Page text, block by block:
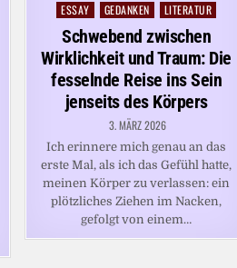
Posted
in
ESSAY GEDANKEN LITERATUR
Schwebend zwischen
Wirklichkeit und Traum: Die
fesselnde Reise ins Sein
jenseits des Körpers
3. MÄRZ 2026
Ich erinnere mich genau an das
erste Mal, als ich das Gefühl hatte,
meinen Körper zu verlassen: ein
plötzliches Ziehen im Nacken,
gefolgt von einem…